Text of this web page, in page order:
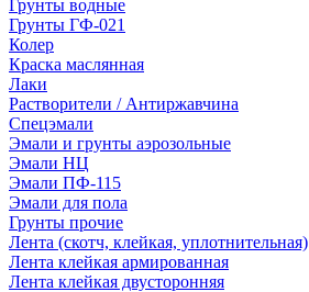
Грунты водные
Грунты ГФ-021
Колер
Краска маслянная
Лаки
Растворители / Антиржавчина
Спецэмали
Эмали и грунты аэрозольные
Эмали НЦ
Эмали ПФ-115
Эмали для пола
Грунты прочие
Лента (скотч, клейкая, уплотнительная)
Лента клейкая армированная
Лента клейкая двусторонняя